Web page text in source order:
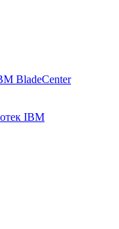
BladeCenter
IBM